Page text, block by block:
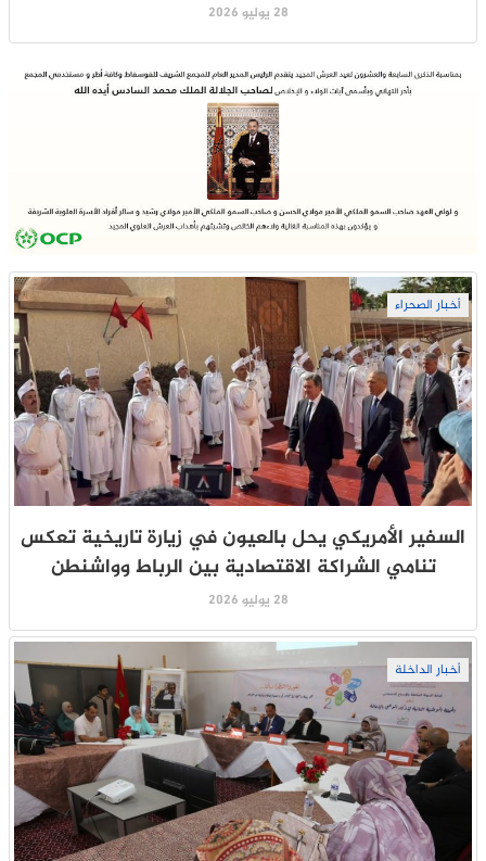
28 يوليو 2026
أخبار الصحراء
السفير الأمريكي يحل بالعيون في زيارة تاريخية تعكس
تنامي الشراكة الاقتصادية بين الرباط وواشنطن
28 يوليو 2026
أخبار الداخلة